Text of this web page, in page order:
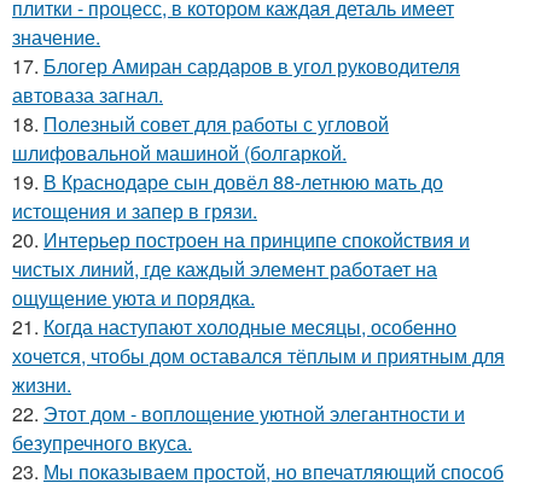
плитки - процесс, в котором каждая деталь имеет
значение.
17. Блогер Амиран сардаров в угол руководителя
автоваза загнал.
18. Полезный совет для работы с угловой
шлифовальной машиной (болгаркой.
19. В Краснодаре сын довёл 88-летнюю мать до
истощения и запер в грязи.
20. Интерьер построен на принципе спокойствия и
чистых линий, где каждый элемент работает на
ощущение уюта и порядка.
21. Когда наступают холодные месяцы, особенно
хочется, чтобы дом оставался тёплым и приятным для
жизни.
22. Этот дом - воплощение уютной элегантности и
безупречного вкуса.
23. Мы показываем простой, но впечатляющий способ